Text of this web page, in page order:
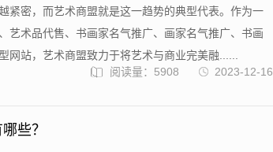
紧密，而艺术商盟就是这一趋势的典型代表。作为一
艺术品代售、书画家名气推广、画家名气推广、书画
站，艺术商盟致力于将艺术与商业完美融......
2023-12-16
阅读量：5908
些？